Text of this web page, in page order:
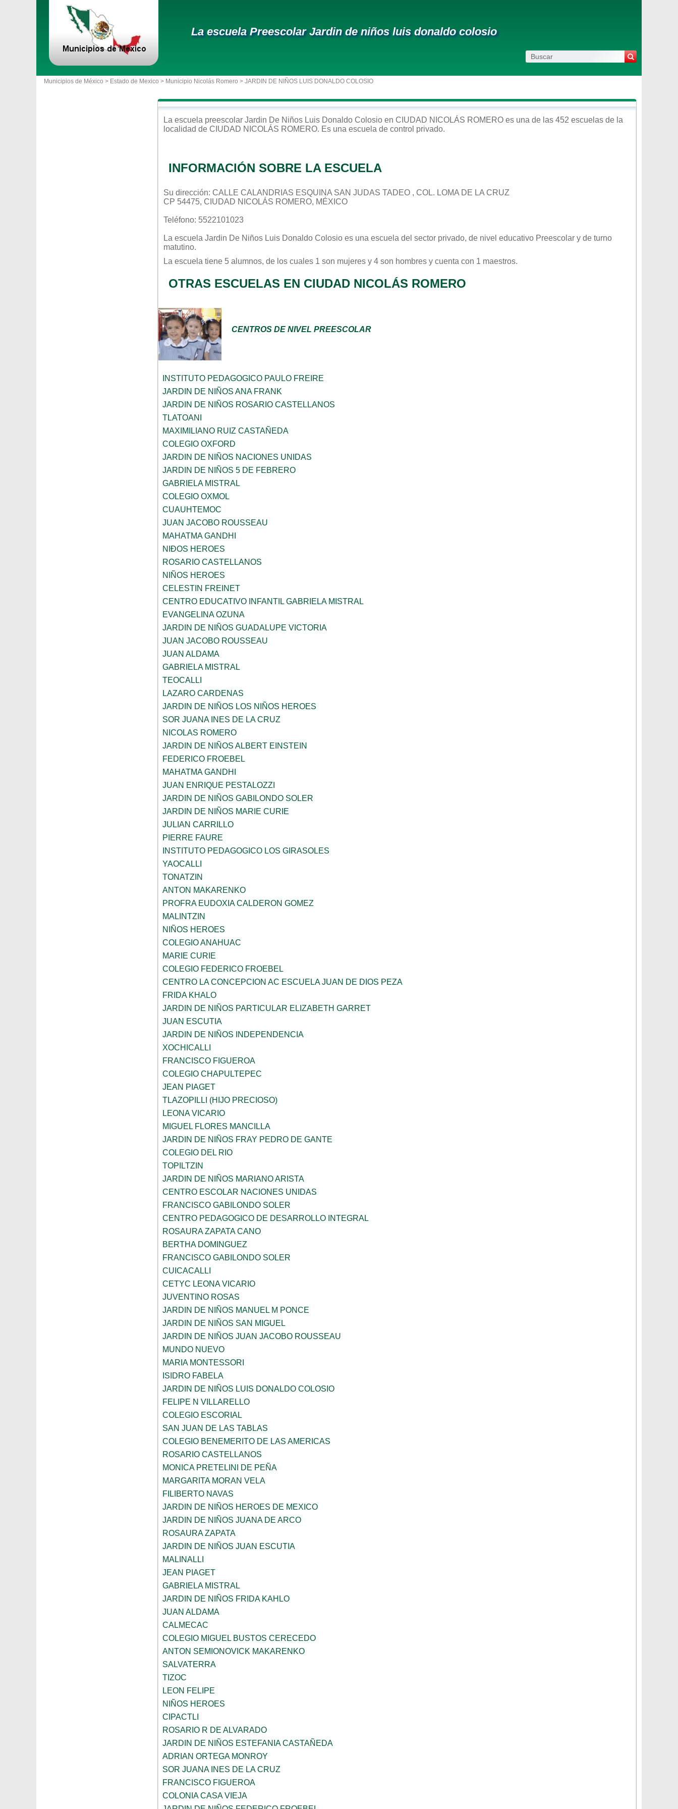
La escuela Preescolar Jardin de niños luis donaldo colosio
Municipios de México > Estado de Mexico > Municipio Nicolás Romero > JARDIN DE NIÑOS LUIS DONALDO COLOSIO
La escuela preescolar Jardin De Niños Luis Donaldo Colosio en CIUDAD NICOLÁS ROMERO es una de las 452 escuelas de la
localidad de CIUDAD NICOLÁS ROMERO. Es una escuela de control privado.
INFORMACIÓN SOBRE LA ESCUELA
Su dirección: CALLE CALANDRIAS ESQUINA SAN JUDAS TADEO , COL. LOMA DE LA CRUZ
CP 54475, CIUDAD NICOLÁS ROMERO, MÉXICO
Teléfono: 5522101023
La escuela Jardin De Niños Luis Donaldo Colosio es una escuela del sector privado, de nivel educativo Preescolar y de turno
matutino.
La escuela tiene 5 alumnos, de los cuales 1 son mujeres y 4 son hombres y cuenta con 1 maestros.
OTRAS ESCUELAS EN CIUDAD NICOLÁS ROMERO
CENTROS DE NIVEL PREESCOLAR
INSTITUTO PEDAGOGICO PAULO FREIRE
JARDIN DE NIÑOS ANA FRANK
JARDIN DE NIÑOS ROSARIO CASTELLANOS
TLATOANI
MAXIMILIANO RUIZ CASTAÑEDA
COLEGIO OXFORD
JARDIN DE NIÑOS NACIONES UNIDAS
JARDIN DE NIÑOS 5 DE FEBRERO
GABRIELA MISTRAL
COLEGIO OXMOL
CUAUHTEMOC
JUAN JACOBO ROUSSEAU
MAHATMA GANDHI
NIÐOS HEROES
ROSARIO CASTELLANOS
NIÑOS HEROES
CELESTIN FREINET
CENTRO EDUCATIVO INFANTIL GABRIELA MISTRAL
EVANGELINA OZUNA
JARDIN DE NIÑOS GUADALUPE VICTORIA
JUAN JACOBO ROUSSEAU
JUAN ALDAMA
GABRIELA MISTRAL
TEOCALLI
LAZARO CARDENAS
JARDIN DE NIÑOS LOS NIÑOS HEROES
SOR JUANA INES DE LA CRUZ
NICOLAS ROMERO
JARDIN DE NIÑOS ALBERT EINSTEIN
FEDERICO FROEBEL
MAHATMA GANDHI
JUAN ENRIQUE PESTALOZZI
JARDIN DE NIÑOS GABILONDO SOLER
JARDIN DE NIÑOS MARIE CURIE
JULIAN CARRILLO
PIERRE FAURE
INSTITUTO PEDAGOGICO LOS GIRASOLES
YAOCALLI
TONATZIN
ANTON MAKARENKO
PROFRA EUDOXIA CALDERON GOMEZ
MALINTZIN
NIÑOS HEROES
COLEGIO ANAHUAC
MARIE CURIE
COLEGIO FEDERICO FROEBEL
CENTRO LA CONCEPCION AC ESCUELA JUAN DE DIOS PEZA
FRIDA KHALO
JARDIN DE NIÑOS PARTICULAR ELIZABETH GARRET
JUAN ESCUTIA
JARDIN DE NIÑOS INDEPENDENCIA
XOCHICALLI
FRANCISCO FIGUEROA
COLEGIO CHAPULTEPEC
JEAN PIAGET
TLAZOPILLI (HIJO PRECIOSO)
LEONA VICARIO
MIGUEL FLORES MANCILLA
JARDIN DE NIÑOS FRAY PEDRO DE GANTE
COLEGIO DEL RIO
TOPILTZIN
JARDIN DE NIÑOS MARIANO ARISTA
CENTRO ESCOLAR NACIONES UNIDAS
FRANCISCO GABILONDO SOLER
CENTRO PEDAGOGICO DE DESARROLLO INTEGRAL
ROSAURA ZAPATA CANO
BERTHA DOMINGUEZ
FRANCISCO GABILONDO SOLER
CUICACALLI
CETYC LEONA VICARIO
JUVENTINO ROSAS
JARDIN DE NIÑOS MANUEL M PONCE
JARDIN DE NIÑOS SAN MIGUEL
JARDIN DE NIÑOS JUAN JACOBO ROUSSEAU
MUNDO NUEVO
MARIA MONTESSORI
ISIDRO FABELA
JARDIN DE NIÑOS LUIS DONALDO COLOSIO
FELIPE N VILLARELLO
COLEGIO ESCORIAL
SAN JUAN DE LAS TABLAS
COLEGIO BENEMERITO DE LAS AMERICAS
ROSARIO CASTELLANOS
MONICA PRETELINI DE PEÑA
MARGARITA MORAN VELA
FILIBERTO NAVAS
JARDIN DE NIÑOS HEROES DE MEXICO
JARDIN DE NIÑOS JUANA DE ARCO
ROSAURA ZAPATA
JARDIN DE NIÑOS JUAN ESCUTIA
MALINALLI
JEAN PIAGET
GABRIELA MISTRAL
JARDIN DE NIÑOS FRIDA KAHLO
JUAN ALDAMA
CALMECAC
COLEGIO MIGUEL BUSTOS CERECEDO
ANTON SEMIONOVICK MAKARENKO
SALVATERRA
TIZOC
LEON FELIPE
NIÑOS HEROES
CIPACTLI
ROSARIO R DE ALVARADO
JARDIN DE NIÑOS ESTEFANIA CASTAÑEDA
ADRIAN ORTEGA MONROY
SOR JUANA INES DE LA CRUZ
FRANCISCO FIGUEROA
COLONIA CASA VIEJA